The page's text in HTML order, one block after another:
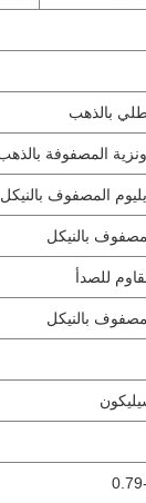
بالذهب
المصفوف بالنيكل
بالنيكل
للصدأ
بالنيكل